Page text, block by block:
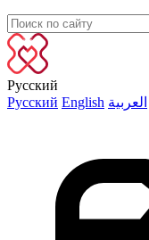
Русский
Русский English العربية